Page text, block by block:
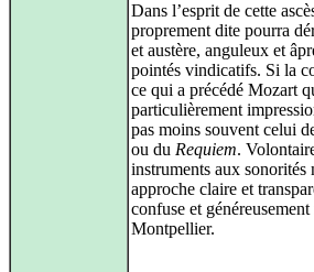
Dans l’esprit de cette
proprement dite pourra
et austère, anguleux et
pointés vindicatifs. Si la
ce qui a précédé Mozart
particulièrement
pas moins souvent celui
ou du Requiem.
instruments aux sonorités
approche claire et
confuse et
Montpellier.